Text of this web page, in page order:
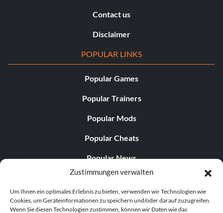
Zustimmungen verwalten
Um Ihnen ein optimales Erlebnis zu bieten, verwenden wir Technologien wie
Cookies, um Geräteinformationen zu speichern und/oder darauf zuzugreifen.
Wenn Sie diesen Technologien zustimmen, können wir Daten wie das
Zielsetzung: Erreichen von Fahrer-Level 15
Belohnung: 15 Punkte
Zielsetzung: Erreichen von Fahrer-Level 20
Belohnung: 25 Punkte
Zielsetzung: Erreichen von Fahrer-Level 25
Contact us
Disclaimer
POPULAR LINKS
Popular Games
Popular Trainers
Popular Mods
Popular Cheats
Popular News
Popular Editorials
Popular Free Games